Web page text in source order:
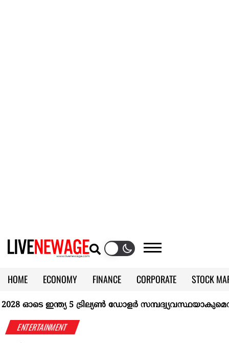
HOME ECONOMY FINANCE CORPORATE
STOCK
CALENDAR
KERALA @70
ഓടെ ഇന്ത്യ 5 ട്രില്യണ്‍ ഡോളര്‍
ENTERTAINMENT